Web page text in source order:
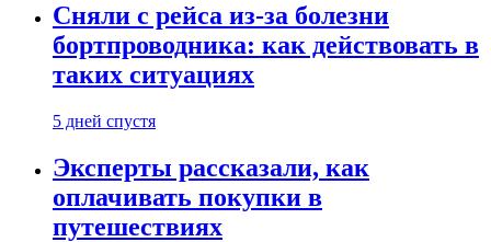
Сняли с рейса из-за болезни
бортпроводника: как действовать в
таких ситуациях
5 дней спустя
Эксперты рассказали, как
оплачивать покупки в
путешествиях